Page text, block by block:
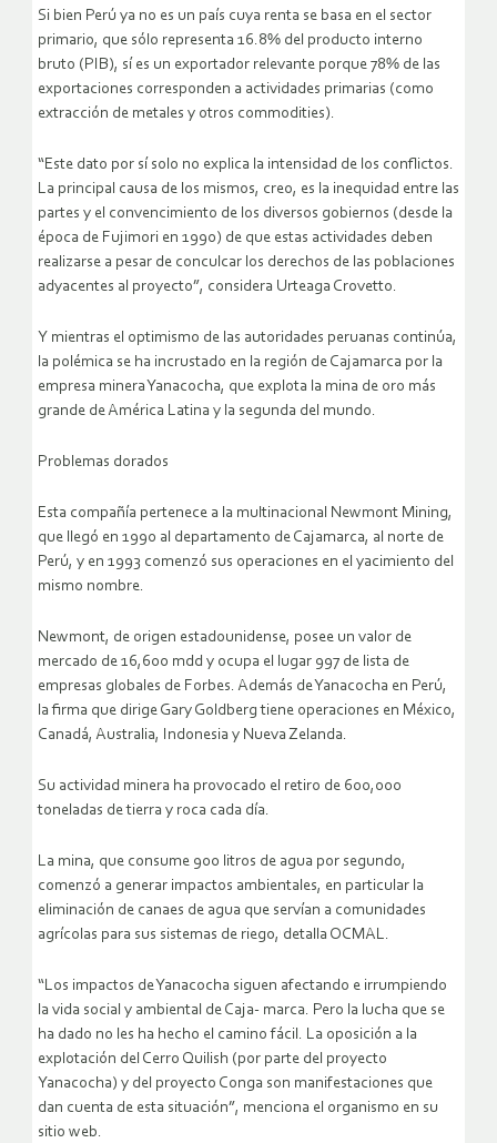
Si bien Perú ya no es un país cuya renta se basa en el sector
primario, que sólo representa 16.8% del producto interno
bruto (PIB), sí es un exportador relevante porque 78% de las
exportaciones corresponden a actividades primarias (como
extracción de metales y otros commodities).
“Este dato por sí solo no explica la intensidad de los conflictos.
La principal causa de los mismos, creo, es la inequidad entre las
partes y el convencimiento de los diversos gobiernos (desde la
época de Fujimori en 1990) de que estas actividades deben
realizarse a pesar de conculcar los derechos de las poblaciones
adyacentes al proyecto”, considera Urteaga Crovetto.
Y mientras el optimismo de las autoridades peruanas continúa,
la polémica se ha incrustado en la región de Cajamarca por la
empresa minera Yanacocha, que explota la mina de oro más
grande de América Latina y la segunda del mundo.
Problemas dorados
Esta compañía pertenece a la multinacional Newmont Mining,
que llegó en 1990 al departamento de Cajamarca, al norte de
Perú, y en 1993 comenzó sus operaciones en el yacimiento del
mismo nombre.
Newmont, de origen estadounidense, posee un valor de
mercado de 16,600 mdd y ocupa el lugar 997 de lista de
empresas globales de Forbes. Además de Yanacocha en Perú,
la firma que dirige Gary Goldberg tiene operaciones en México,
Canadá, Australia, Indonesia y Nueva Zelanda.
Su actividad minera ha provocado el retiro de 600,000
toneladas de tierra y roca cada día.
La mina, que consume 900 litros de agua por segundo,
comenzó a generar impactos ambientales, en particular la
eliminación de canaes de agua que servían a comunidades
agrícolas para sus sistemas de riego, detalla OCMAL.
“Los impactos de Yanacocha siguen afectando e irrumpiendo
la vida social y ambiental de Caja- marca. Pero la lucha que se
ha dado no les ha hecho el camino fácil. La oposición a la
explotación del Cerro Quilish (por parte del proyecto
Yanacocha) y del proyecto Conga son manifestaciones que
dan cuenta de esta situación”, menciona el organismo en su
sitio web.